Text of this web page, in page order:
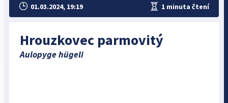
Hrouzkovec parmovitý
Aulopyge hügeli
01.03.2024, 19:19
1 minuta čtení